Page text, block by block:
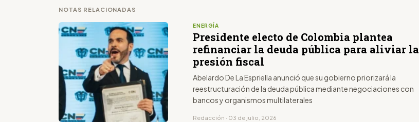
NOTAS RELACIONADAS
ENERGÍA
Presidente electo de Colombia plantea
refinanciar la deuda pública para aliviar la
presión fiscal
Abelardo De La Espriella anunció que su gobierno priorizará la
reestructuración de la deuda pública mediante negociaciones con
bancos y organismos multilaterales
Redacción · 03 de julio, 2026